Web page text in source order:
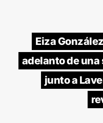
Eiza
adelanto de una
junto a